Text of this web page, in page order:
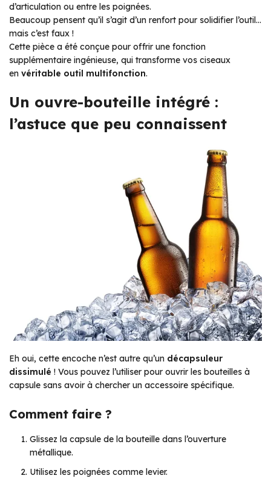
d’articulation ou entre les poignées.
Beaucoup pensent qu’il s’agit d’un renfort pour solidifier l’outil…
mais c’est faux !
Cette pièce a été conçue pour offrir une fonction
supplémentaire ingénieuse, qui transforme vos ciseaux
en véritable outil multifonction.
Un ouvre-bouteille intégré :
l’astuce que peu connaissent
Eh oui, cette encoche n’est autre qu’un décapsuleur
dissimulé ! Vous pouvez l’utiliser pour ouvrir les bouteilles à
capsule sans avoir à chercher un accessoire spécifique.
Comment faire ?
Glissez la capsule de la bouteille dans l’ouverture
métallique.
Utilisez les poignées comme levier.